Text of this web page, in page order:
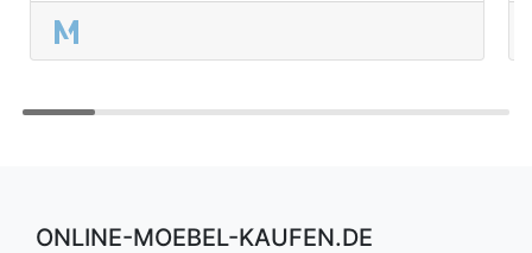
ONLINE-MOEBEL-KAUFEN.DE